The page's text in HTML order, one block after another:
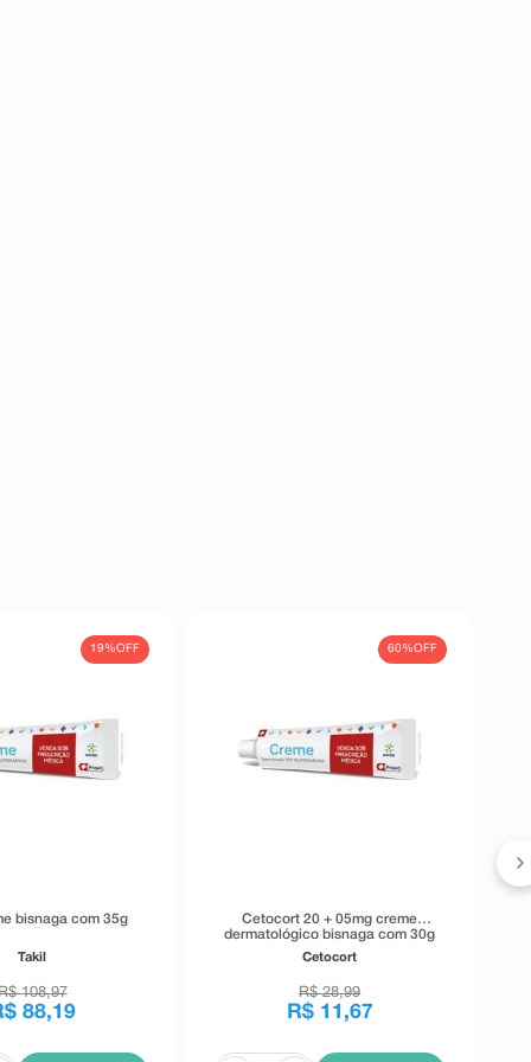
19%OFF
bisnaga com 35g
Takil
108,97
88,19
60%OFF
Cetocort 20 + 05mg creme
dermatológico bisnaga com 30g
Cetocort
R$ 28,99
R$ 11 ,67